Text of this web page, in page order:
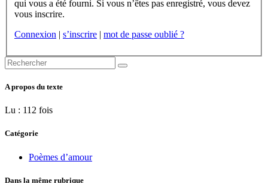
qui vous a été fourni. Si vous n’êtes pas enregistré, vous devez
vous inscrire.
Connexion | s’inscrire | mot de passe oublié ?
A propos du texte
Lu : 112 fois
Catégorie
Poèmes d’amour
Dans la même rubrique